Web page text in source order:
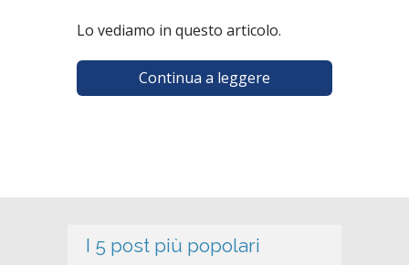
Lo vediamo in questo articolo.
Continua a leggere
I 5 post più popolari